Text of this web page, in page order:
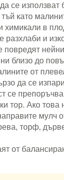
се използват
като
химикали в
разхлаби и
повредят
близо до
от
да се
се
тор. Ако това
мулч
торф,
от